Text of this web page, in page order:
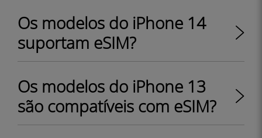
Os modelos do iPhone 14
suportam eSIM?
Os modelos do iPhone 13
são compatíveis com eSIM?